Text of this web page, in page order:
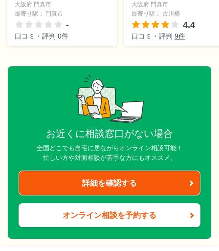
大阪府 門真市
最寄り駅： 門真市
-
口コミ・評判 0件
大阪府 門真市
最寄り駅： 古川橋
4.4
口コミ・評判 9件
お近くに相談窓口がない場合
全国どこでも自宅に居ながらオンライン相談可能！
忙しい方や対面相談が苦手な方にもオススメ。
詳細を確認する
オンライン相談を予約する